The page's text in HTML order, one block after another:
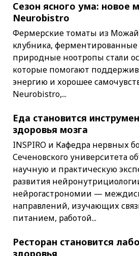
Сезон ясного ума: новое
Neurobistro
Фермерские томаты из
клубника,
природные ноотропы стали
которые помогают
энергию и хорошее
Neurobistro,...
Еда становится
здоровья мозга
INSPIRO и Кафедра нервных
Сеченовского университета
научную и практическую
развития
нейрогастрономии —
направлений, изучающих
питанием, работой...
Ресторан становится